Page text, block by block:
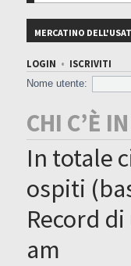
MERCATINO
LOGIN • ISCRIVITI
Nome utente:
CHI C’È
In totale
ospiti
Record
am